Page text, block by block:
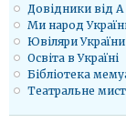
Довідники від
Ми народ
Ювіляри України
Освіта в Україні
Бібліотека
Театральне